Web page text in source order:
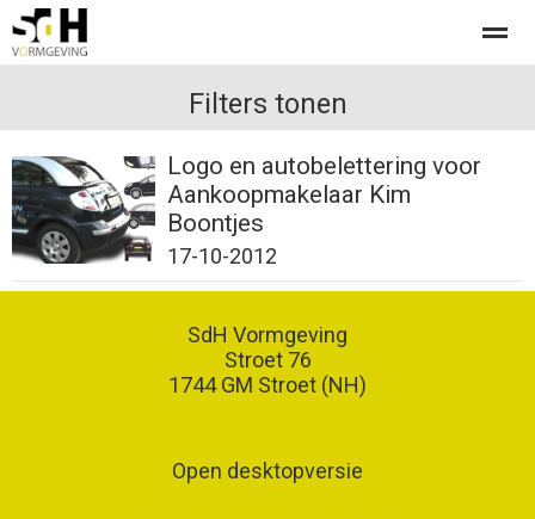
Offerte aanvragen bij SdH Vormgeving
Home Nieuws Contact
Filters tonen
Logo en autobelettering voor
Aankoopmakelaar Kim
Boontjes
17-10-2012
SdH Vormgeving
Stroet 76
1744 GM Stroet (NH)
Open desktopversie